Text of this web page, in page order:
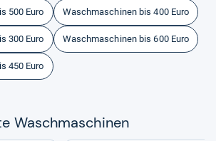
500 Euro Waschmaschinen bis 400 Euro
300 Euro Waschmaschinen bis 600 Euro
450 Euro
Wasch­ma­schi­nen